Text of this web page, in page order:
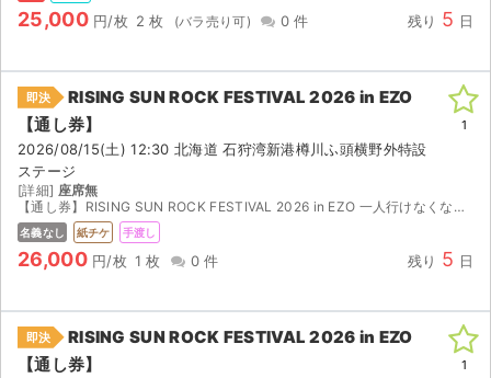
25,000 円/枚 2 枚 0 件 残り 5 日
即決
RISING SUN ROCK FESTIVAL 2026 in EZO
【通し券】
2026/08/15(土) 12:30 北海道 石狩湾新港樽川ふ頭横野外特設
ステージ
[詳細] 座席無
【通し券】RISING SUN ROCK FESTIVAL 2026 in EZO 一人行けなくなってしまったので出品させていただきます 当日会場にて特典のポーチと一緒にリストバンドを手渡しします
名義なし 紙チケ 手渡し
26,000 円/枚 1 枚 0 件 残り 5 日
1
即決
RISING SUN ROCK FESTIVAL 2026 in EZO
【通し券】
1